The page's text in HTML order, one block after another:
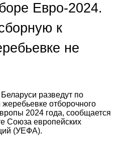
Евро-2024.
к
не
разведут по
отборочного
2024 года, сообщается
Союза европейских
(УЕФА).